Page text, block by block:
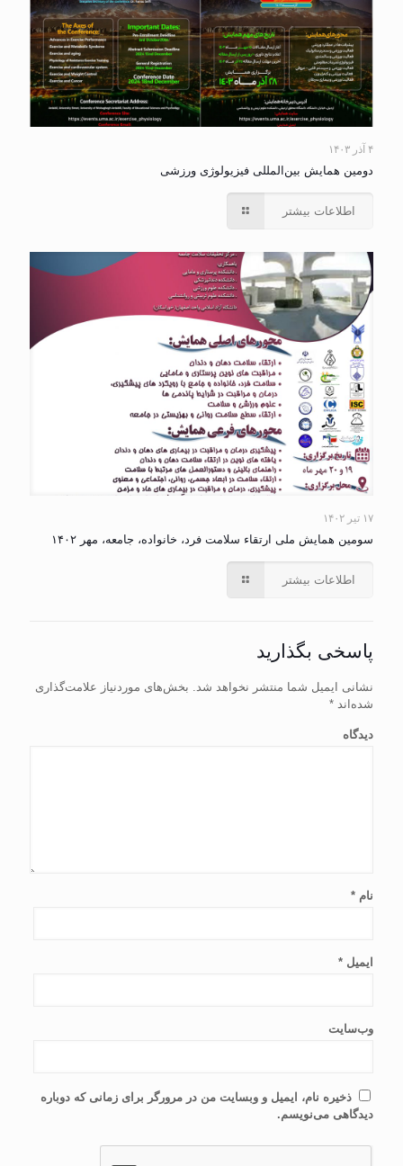
۴ آذر ۱۴۰۳
دومین همایش بین‌المللی فیزیولوژی ورزشی
اطلاعات بیشتر
۱۷ تیر ۱۴۰۲
سومین همایش ملی ارتقاء سلامت فرد، خانواده، جامعه، مهر ۱۴۰۲
اطلاعات بیشتر
پاسخی بگذارید
نشانی ایمیل شما منتشر نخواهد شد. بخش‌های موردنیاز علامت‌گذاری
شده‌اند *
دیدگاه
نام *
ایمیل *
وب‌سایت
ذخیره نام، ایمیل و وبسایت من در مرورگر برای زمانی که دوباره
دیدگاهی می‌نویسم.